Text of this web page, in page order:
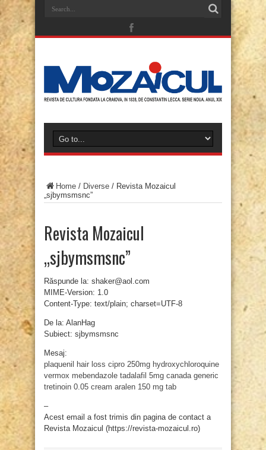
Home / Diverse / Revista Mozaicul
„sjbymsmsnc”
Revista Mozaicul
„sjbymsmsnc”
Răspunde la: shaker@aol.com
MIME-Version: 1.0
Content-Type: text/plain; charset=UTF-8
De la: AlanHag
Subiect: sjbymsmsnc
Mesaj:
plaquenil hair loss cipro 250mg hydroxychloroquine
vermox mebendazole tadalafil 5mg canada generic
tretinoin 0.05 cream aralen 150 mg tab
–
Acest email a fost trimis din pagina de contact a
Revista Mozaicul (https://revista-mozaicul.ro)